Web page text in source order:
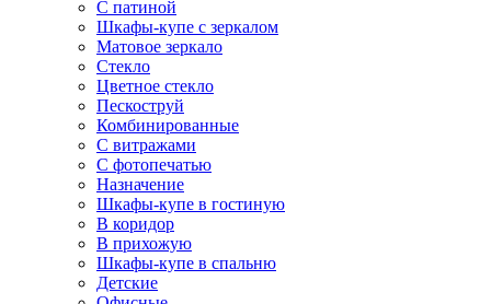
С патиной
Шкафы-купе с зеркалом
Матовое зеркало
Стекло
Цветное стекло
Пескоструй
Комбинированные
С витражами
С фотопечатью
Назначение
Шкафы-купе в гостиную
В коридор
В прихожую
Шкафы-купе в спальню
Детские